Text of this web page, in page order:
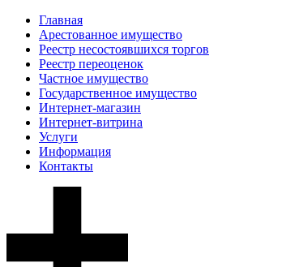
Главная
Арестованное имущество
Реестр несостоявшихся торгов
Реестр переоценок
Частное имущество
Государственное имущество
Интернет-магазин
Интернет-витрина
Услуги
Информация
Контакты